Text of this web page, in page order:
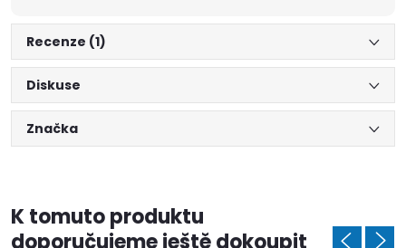
Recenze (1)
Diskuse
Značka
K tomuto produktu
doporučujeme ještě dokoupit